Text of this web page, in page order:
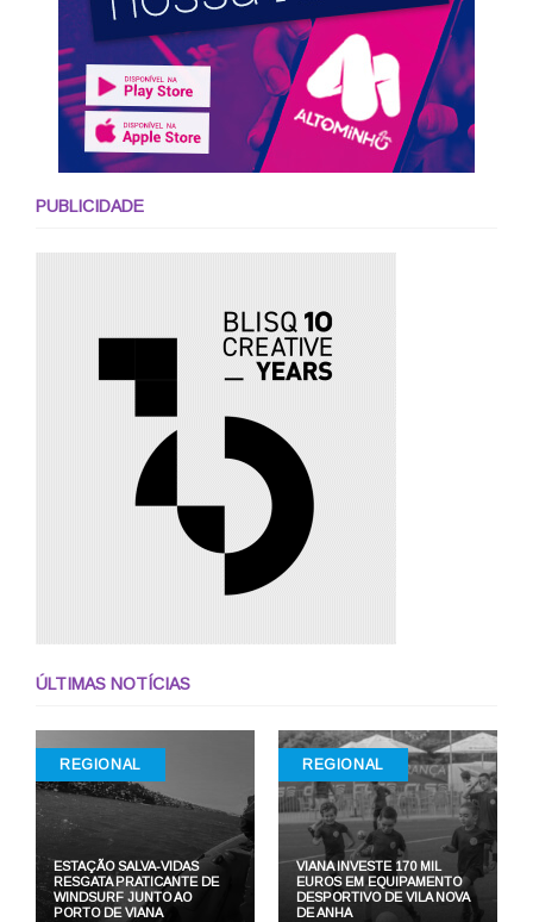
PUBLICIDADE
ÚLTIMAS NOTÍCIAS
REGIONAL
ESTAÇÃO SALVA-VIDAS
RESGATA PRATICANTE DE
WINDSURF JUNTO AO
PORTO DE VIANA
REGIONAL
VIANA INVESTE 170 MIL
EUROS EM EQUIPAMENTO
DESPORTIVO DE VILA NOVA
DE ANHA